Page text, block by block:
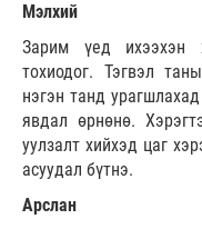
Мэлхий
Зарим үед ихээхэн
тохиодог. Тэгвэл
нэгэн танд
явдал өрнөнө.
уулзалт хийхэд цаг
асуудал бүтнэ.
Арслан